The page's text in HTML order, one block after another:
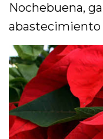
Nochebuena,
abastecimiento